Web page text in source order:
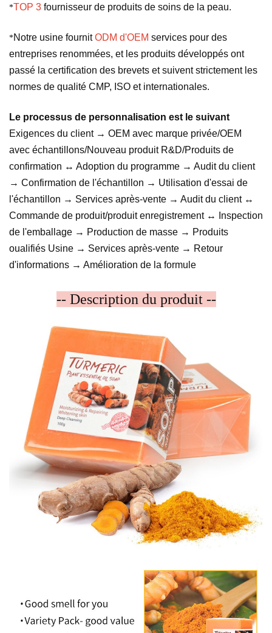
*TOP 3 fournisseur de produits de soins de la peau.
*Notre usine fournitODM d'OEM services pour des
entreprises renommées, et les produits développés ont
passé la certification des brevets et suivent strictement les
normes de qualité CMP, ISO et internationales.
Le processus de personnalisation est le suivant
Exigences du client → OEM avec marque privée/OEM
avec échantillons/Nouveau produit R&D/Produits de
confirmation ↔ Adoption du programme → Audit du client
→ Confirmation de l'échantillon → Utilisation d'essai de
l'échantillon → Services après-vente → Audit du client ↔
Commande de produit/produit enregistrement ↔ Inspection
de l'emballage → Production de masse → Produits
oualifiés Usine → Services après-vente → Retour
d'informations → Amélioration de la formule
-- Description du produit --